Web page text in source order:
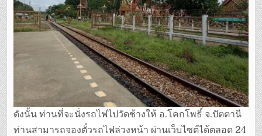
ดังนั้น ท่านที่จะนั่งรถไฟไปวัดช้างให้ อ.โคกโพธิ์ จ.ปัตตานี
ท่านสามารถจองตั๋วรถไฟล่วงหน้า ผ่านเว็บไซต์ได้ตลอด 24